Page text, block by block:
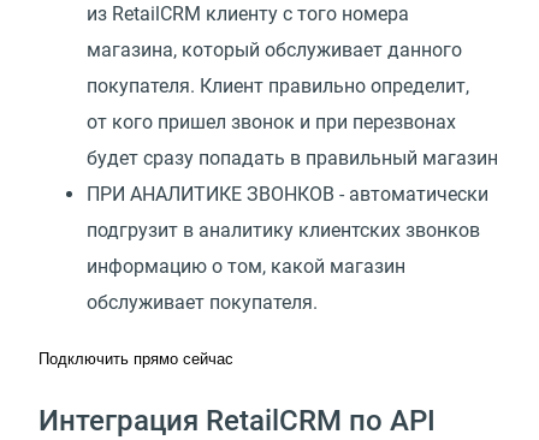
из RetailCRM клиенту с того номера
магазина, который обслуживает данного
покупателя. Клиент правильно определит,
от кого пришел звонок и при перезвонах
будет сразу попадать в правильный магазин
ПРИ АНАЛИТИКЕ ЗВОНКОВ - автоматически
подгрузит в аналитику клиентских звонков
информацию о том, какой магазин
обслуживает покупателя.
Подключить прямо сейчас
Интеграция RetailCRM по API